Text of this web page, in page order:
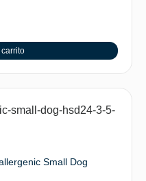
Small Dog